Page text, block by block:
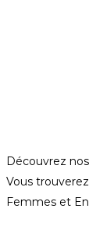
Découvrez
Vous
Femmes et